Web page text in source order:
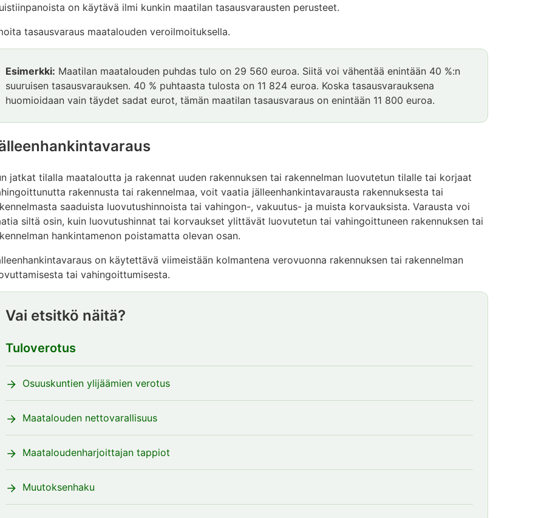
on käytävä ilmi kunkin maatilan tasausvarausten perusteet.
tasausvaraus maatalouden veroilmoituksella.
Esimerkki: Maatilan maatalouden puhdas tulo on 29 560 euroa. Siitä voi vähentää enintään 40 %:n
suuruisen tasausvarauksen. 40 % puhtaasta tulosta on 11 824 euroa. Koska tasausvarauksena
huomioidaan vain täydet sadat eurot, tämän maatilan tasausvaraus on enintään 11 800 euroa.
jatkat tilalla maataloutta ja rakennat uuden rakennuksen tai rakennelman luovutetun tilalle tai korjaat
rakennusta tai rakennelmaa, voit vaatia jälleenhankintavarausta rakennuksesta tai
saaduista luovutushinnoista tai vahingon-, vakuutus- ja muista korvauksista. Varausta voi
siltä osin, kuin luovutushinnat tai korvaukset ylittävät luovutetun tai vahingoittuneen rakennuksen tai
hankintamenon poistamatta olevan osan.
on käytettävä viimeistään kolmantena verovuonna rakennuksen tai rakennelman
tai vahingoittumisesta.
Vai etsitkö näitä?
Tuloverotus
Osuuskuntien ylijäämien verotus
Maatalouden nettovarallisuus
Maataloudenharjoittajan tappiot
Muutoksenhaku